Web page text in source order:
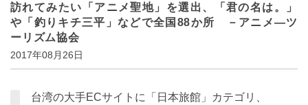
訪れてみたい「アニメ聖地」を選出、「君の名は。」
や「釣りキチ三平」などで全国88か所 －アニメ―ツ
ーリズム協会
2017年08月26日
台湾の大手ECサイトに「日本旅館」カテゴリ、